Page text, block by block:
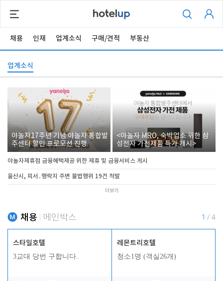
채용 인재 업계소식 구매/견적 부동산
업계소식
야놀자17주년 기념 야놀자 통합발
주센터 할인 프로모션 진행
<야놀자 MRO, 숙박업소 위한 삼
성전자 가전제품 특가 개시>
야놀자제휴점 금융혜택제공 위한 제휴 및 금융서비스 게시
울산시, 피서․행락지 주변 불법행위 19건 적발
더보기
채용 메인박스 1 / 4
스타일호텔
3교대 당번 구합니다.
레몬트리호텔
청소1명 (객실26개)